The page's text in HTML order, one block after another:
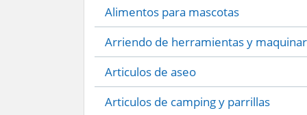
Alimentos para mascotas
Arriendo de herramientas y
Articulos de aseo
Articulos de camping y parrillas